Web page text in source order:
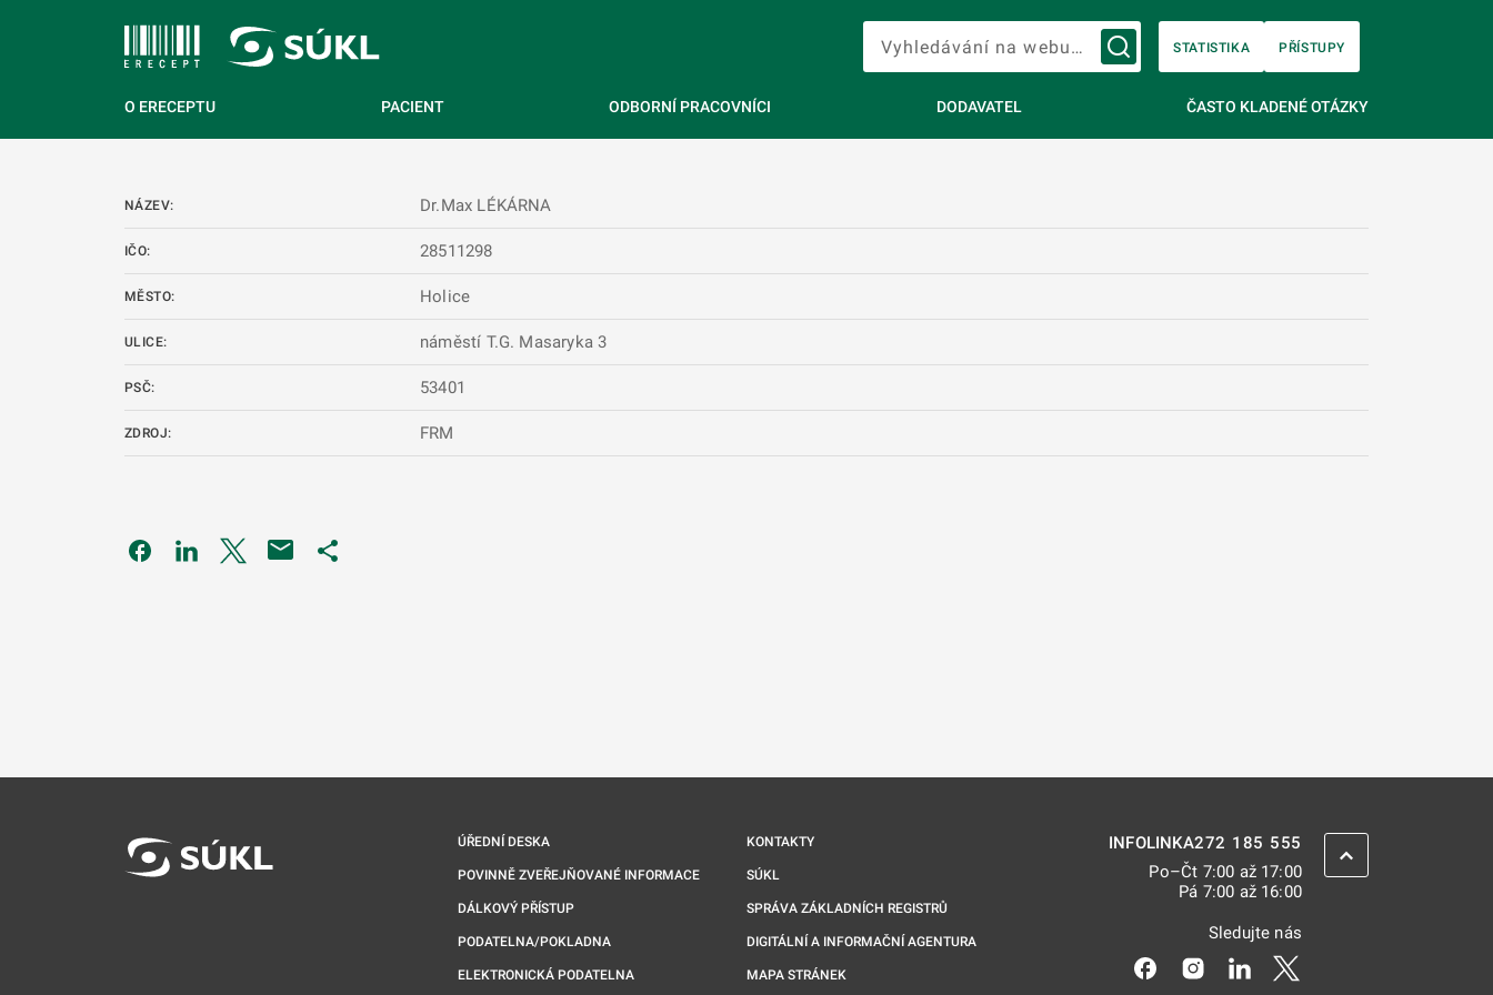
Vyhledávání na webu…
STATISTIKA PŘÍSTUPY
O ERECEPTU PACIENT ODBORNÍ PRACOVNÍCI DODAVATEL ČASTO KLADENÉ OTÁZKY
NÁZEV: Dr.Max LÉKÁRNA
IČO: 28511298
MĚSTO: Holice
ULICE: náměstí T.G. Masaryka 3
PSČ: 53401
ZDROJ: FRM
Odkaz se otevře na nové kartě
Odkaz se otevře na nové kartě
Odkaz se otevře na nové kartě
ÚŘEDNÍ DESKA
POVINNĚ ZVEŘEJŇOVANÉ INFORMACE
DÁLKOVÝ PŘÍSTUP
PODATELNA/POKLADNA
ELEKTRONICKÁ PODATELNA
KONTAKTY
SÚKL
SPRÁVA ZÁKLADNÍCH REGISTRŮ
DIGITÁLNÍ A INFORMAČNÍ AGENTURA
MAPA STRÁNEK
INFOLINKA272 185 555
Po–Čt 7:00 až 17:00
Pá 7:00 až 16:00
Sledujte nás
Odkaz se otevře na nové kartě
Odkaz se otevře na nové kartě
Odkaz se otevře na nové
ZPĚT NAHORU